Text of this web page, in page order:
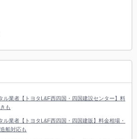
ル業者【トヨタL&F西四国・四国建設センター】料
も
ル業者【トヨタL&F西四国・四国建販】料金相場・
船対応も